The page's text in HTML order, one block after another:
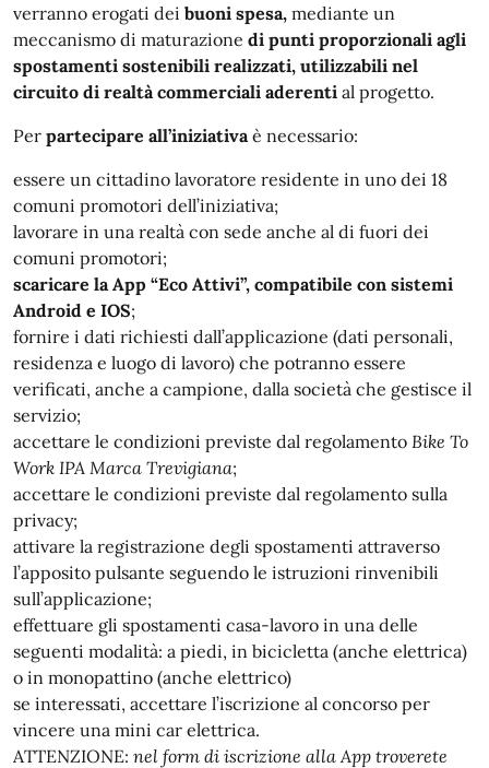
verranno erogati dei buoni spesa, mediante un
meccanismo di maturazione di punti proporzionali agli
spostamenti sostenibili realizzati, utilizzabili nel
circuito di realtà commerciali aderenti al progetto.
Per partecipare all’iniziativa è necessario:
essere un cittadino lavoratore residente in uno dei 18
comuni promotori dell’iniziativa;
lavorare in una realtà con sede anche al di fuori dei
comuni promotori;
scaricare la App “Eco Attivi”, compatibile con sistemi
Android e IOS;
fornire i dati richiesti dall’applicazione (dati personali,
residenza e luogo di lavoro) che potranno essere
verificati, anche a campione, dalla società che gestisce il
servizio;
accettare le condizioni previste dal regolamento Bike To
Work IPA Marca Trevigiana;
accettare le condizioni previste dal regolamento sulla
privacy;
attivare la registrazione degli spostamenti attraverso
l’apposito pulsante seguendo le istruzioni rinvenibili
sull’applicazione;
effettuare gli spostamenti casa-lavoro in una delle
seguenti modalità: a piedi, in bicicletta (anche elettrica)
o in monopattino (anche elettrico)
se interessati, accettare l’iscrizione al concorso per
vincere una mini car elettrica.
ATTENZIONE: nel form di iscrizione alla App troverete